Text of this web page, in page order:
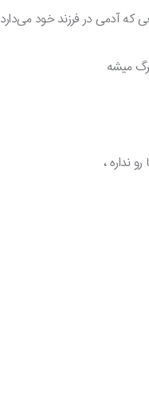
آدمی در فرزند خود می‌دارد
میشه
نداره ،